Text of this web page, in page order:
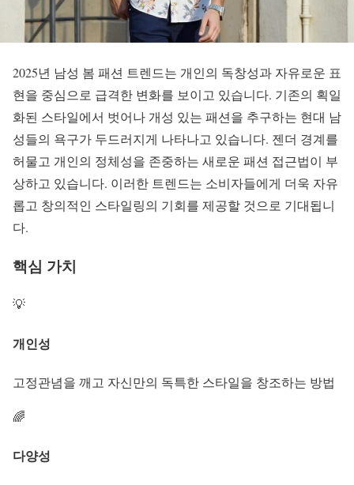
2025년 남성 봄 패션 트렌드는 개인의 독창성과 자유로운 표
현을 중심으로 급격한 변화를 보이고 있습니다. 기존의 획일
화된 스타일에서 벗어나 개성 있는 패션을 추구하는 현대 남
성들의 욕구가 두드러지게 나타나고 있습니다. 젠더 경계를
허물고 개인의 정체성을 존중하는 새로운 패션 접근법이 부
상하고 있습니다. 이러한 트렌드는 소비자들에게 더욱 자유
롭고 창의적인 스타일링의 기회를 제공할 것으로 기대됩니
다.
핵심 가치
💡
개인성
고정관념을 깨고 자신만의 독특한 스타일을 창조하는 방법
🌈
다양성